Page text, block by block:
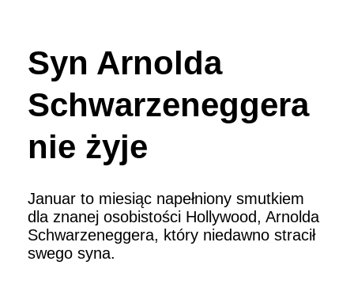
Syn Arnolda
Schwarzeneggera
nie żyje
Januar to miesiąc napełniony smutkiem
dla znanej osobistości Hollywood, Arnolda
Schwarzeneggera, który niedawno stracił
swego syna.